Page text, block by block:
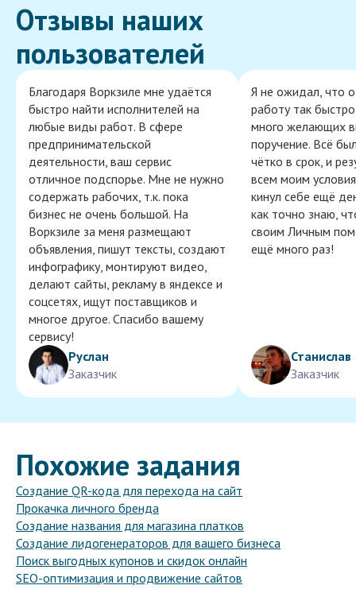
Отзывы наших
пользователей
Благодаря Воркзиле мне удаётся
быстро найти исполнителей на
любые виды работ. В сфере
предпринимательской
деятельности, ваш сервис
отличное подспорье. Мне не нужно
содержать рабочих, т.к. пока
бизнес не очень большой. На
Воркзиле за меня размещают
объявления, пишут тексты, создают
инфографику, монтируют видео,
делают сайты, рекламу в яндексе и
соцсетях, ищут поставщиков и
многое другое. Спасибо вашему
сервису!
Руслан
Заказчик
Я не ожидал, что
работу так
много желающих
поручение. Всё
чётко в срок, и
всем моим
кинул себе ещё
как точно знаю,
своим Личным
ещё много раз!
Станислав
Заказчик
Похожие задания
Создание QR-кода для перехода на сайт
Прокачка личного бренда
Создание названия для магазина платков
Создание лидогенераторов для вашего бизнеса
Поиск выгодных купонов и скидок онлайн
SEO-оптимизация и продвижение сайтов